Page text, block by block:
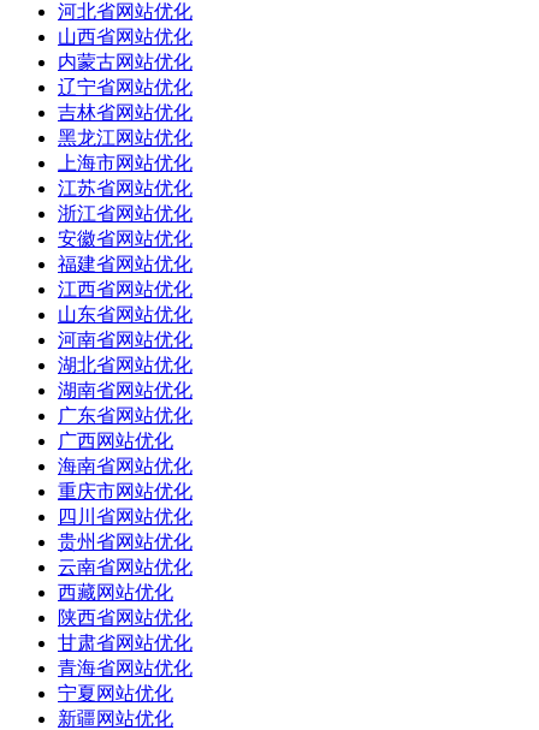
河北省网站优化
山西省网站优化
内蒙古网站优化
辽宁省网站优化
吉林省网站优化
黑龙江网站优化
上海市网站优化
江苏省网站优化
浙江省网站优化
安徽省网站优化
福建省网站优化
江西省网站优化
山东省网站优化
河南省网站优化
湖北省网站优化
湖南省网站优化
广东省网站优化
广西网站优化
海南省网站优化
重庆市网站优化
四川省网站优化
贵州省网站优化
云南省网站优化
西藏网站优化
陕西省网站优化
甘肃省网站优化
青海省网站优化
宁夏网站优化
新疆网站优化